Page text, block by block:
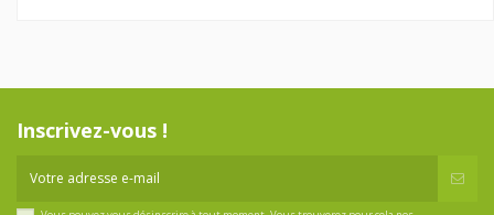
Inscrivez-vous !